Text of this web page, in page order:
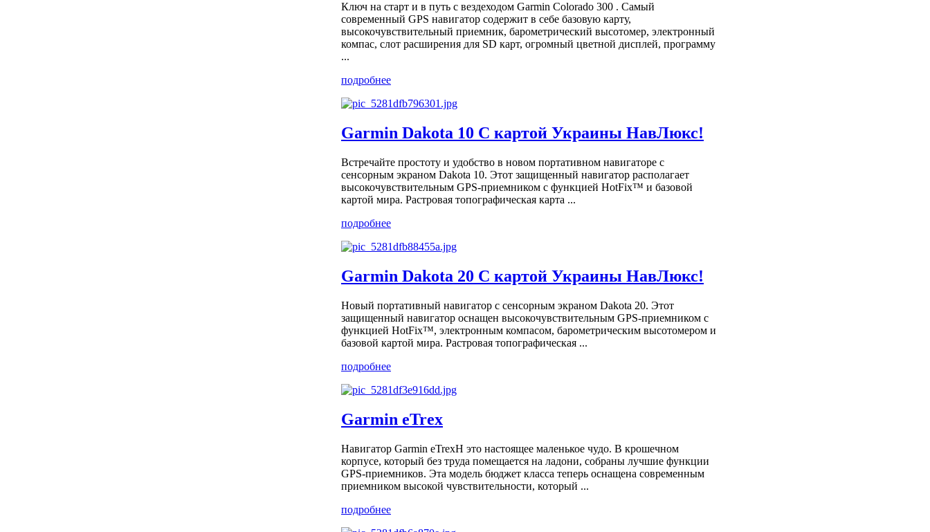
Ключ на старт и в путь с вездеходом Garmin Colorado 300 . Самый
современный GPS навигатор содержит в себе базовую карту,
высокочувствительный приемник, барометрический высотомер, электронный
компас, слот расширения для SD карт, огромный цветной дисплей, программу
...
подробнее
Garmin Dakota 10 C картой Украины НавЛюкс!
Встречайте простоту и удобство в новом портативном навигаторе с
сенсорным экраном Dakota 10. Этот защищенный навигатор располагает
высокочувствительным GPS-приемником с функцией HotFix™ и базовой
картой мира. Растровая топографическая карта ...
подробнее
Garmin Dakota 20 C картой Украины НавЛюкс!
Новый портативный навигатор с сенсорным экраном Dakota 20. Этот
защищенный навигатор оснащен высокочувствительным GPS-приемником с
функцией HotFix™, электронным компасом, барометрическим высотомером и
базовой картой мира. Растровая топографическая ...
подробнее
Garmin eTrex
Навигатор Garmin eTrexH это настоящее маленькое чудо. В крошечном
корпусе, который без труда помещается на ладони, собраны лучшие функции
GPS-приемников. Эта модель бюджет класса теперь оснащена современным
приемником высокой чувствительности, который ...
подробнее